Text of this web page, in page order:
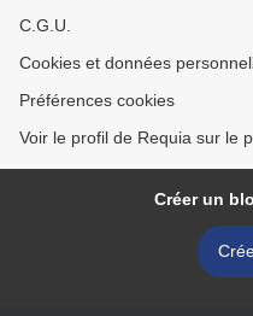
C.G.U.
Cookies et données
Préférences cookies
Voir le profil de Requia sur le
Créer un